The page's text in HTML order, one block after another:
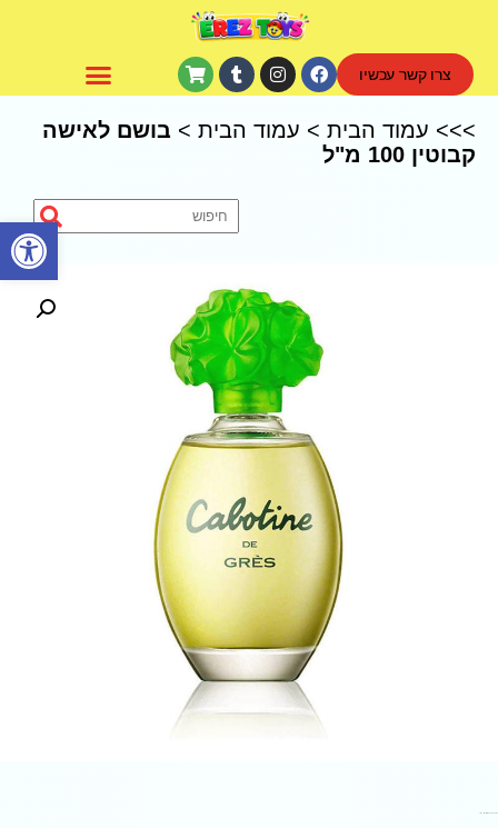
פתח סרגל נגישות
צרו קשר עכשיו
>>> עמוד הבית > עמוד הבית > בושם לאישה
קבוטין 100 מ"ל